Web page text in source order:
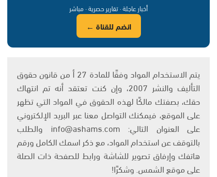
أخبار عاجلة · تقارير حصرية · مباشر
انضم للقناة ←
يتم الاستخدام المواد وفقًا للمادة 27 أ من قانون حقوق
التأليف والنشر 2007، وإن كنت تعتقد أنه تم انتهاك
حقك، بصفتك مالكًا لهذه الحقوق في المواد التي تظهر
على الموقع، فيمكنك التواصل معنا عبر البريد الإلكتروني
على العنوان التالي: info@ashams.com والطلب
بالتوقف عن استخدام المواد، مع ذكر اسمك الكامل ورقم
هاتفك وإرفاق تصوير للشاشة ورابط للصفحة ذات الصلة
على موقع الشمس. وشكرًا!